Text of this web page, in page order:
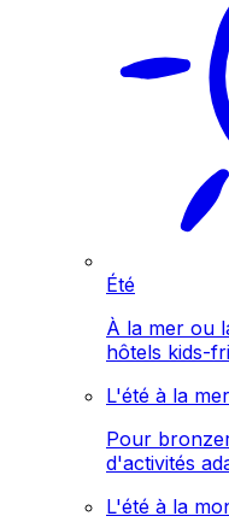
Été
À la mer ou
hôtels kids-
L'été à la mer
Pour
d'activités
L'été à la